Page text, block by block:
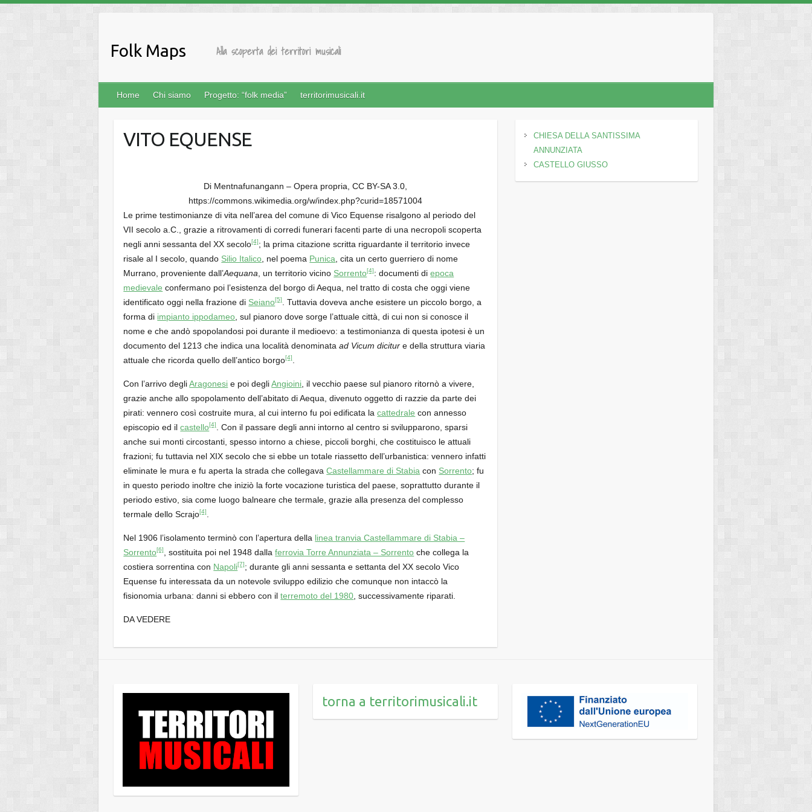
contenuto
Folk Maps Alla scoperta dei territori musicali
Home Chi siamo Progetto: “folk media” territorimusicali.it
VITO EQUENSE
Di Mentnafunangann – Opera propria, CC BY-SA 3.0,
https://commons.wikimedia.org/w/index.php?curid=18571004
Le prime testimonianze di vita nell’area del comune di Vico Equense risalgono al periodo del
VII secolo a.C., grazie a ritrovamenti di corredi funerari facenti parte di una necropoli scoperta
negli anni sessanta del XX secolo[4]; la prima citazione scritta riguardante il territorio invece
risale al I secolo, quando Silio Italico , nel poema Punica , cita un certo guerriero di nome
Murrano, proveniente dall’Aequana , un territorio vicino Sorrento[4]: documenti diepoca
medievale confermano poi l’esistenza del borgo di Aequa, nel tratto di costa che oggi viene
identificato oggi nella frazione di Seiano[5]. Tuttavia doveva anche esistere un piccolo borgo, a
forma di impianto ippodameo , sul pianoro dove sorge l’attuale città, di cui non si conosce il
nome e che andò spopolandosi poi durante il medioevo: a testimonianza di questa ipotesi è un
documento del 1213 che indica una località denominataad Vicum dicitur e della struttura viaria
attuale che ricorda quello dell’antico borgo[4].
Con l’arrivo degliAragonesi e poi degliAngioini , il vecchio paese sul pianoro ritornò a vivere,
grazie anche allo spopolamento dell’abitato di Aequa, divenuto oggetto di razzie da parte dei
pirati: vennero così costruite mura, al cui interno fu poi edificata lacattedrale con annesso
episcopio ed ilcastello[4]. Con il passare degli anni intorno al centro si svilupparono, sparsi
anche sui monti circostanti, spesso intorno a chiese, piccoli borghi, che costituisco le attuali
frazioni; fu tuttavia nel XIX secolo che si ebbe un totale riassetto dell’urbanistica: vennero infatti
eliminate le mura e fu aperta la strada che collegavaCastellammare di Stabia con Sorrento; fu
in questo periodo inoltre che iniziò la forte vocazione turistica del paese, soprattutto durante il
periodo estivo, sia come luogo balneare che termale, grazie alla presenza del complesso
termale dello Scrajo[4].
Nel 1906 l’isolamento terminò con l’apertura della linea tranvia Castellammare di Stabia –
Sorrento[6], sostituita poi nel 1948 dallaferrovia Torre Annunziata – Sorrento che collega la
costiera sorrentina con Napoli[7]; durante gli anni sessanta e settanta del XX secolo Vico
Equense fu interessata da un notevole sviluppo edilizio che comunque non intaccò la
fisionomia urbana: danni si ebbero con ilterremoto del 1980 , successivamente riparati.
DA VEDERE
CHIESA DELLA SANTISSIMA
ANNUNZIATA
CASTELLO GIUSSO
torna a territorimusicali.it